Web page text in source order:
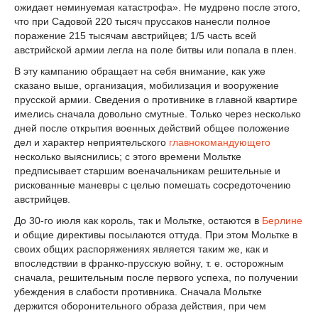
ожидает неминуемая катастрофа». Не мудрено после этого,
что при Садовой 220 тысяч пруссаков нанесли полное
поражение 215 тысячам австрийцев; 1/5 часть всей
австрийской армии легла на поле битвы или попала в плен.
В эту кампанию обращает на себя внимание, как уже
сказано выше, организация, мобилизация и вооружение
прусской армии. Сведения о противнике в главной квартире
имелись сначала довольно смутные. Только через несколько
дней после открытия военных действий общее положение
дел и характер неприятельского главнокомандующего
несколько выяснились; с этого времени Мольтке
предписывает старшим военачальникам решительные и
рискованные маневры с целью помешать сосредоточению
австрийцев.
До 30-го июля как король, так и Мольтке, остаются в Берлине
и общие директивы посылаются оттуда. При этом Мольтке в
своих общих распоряжениях является таким же, как и
впоследствии в франко-прусскую войну, т. е. осторожным
сначала, решительным после первого успеха, по получении
убеждения в слабости противника. Сначала Мольтке
держится оборонительного образа действия, при чем